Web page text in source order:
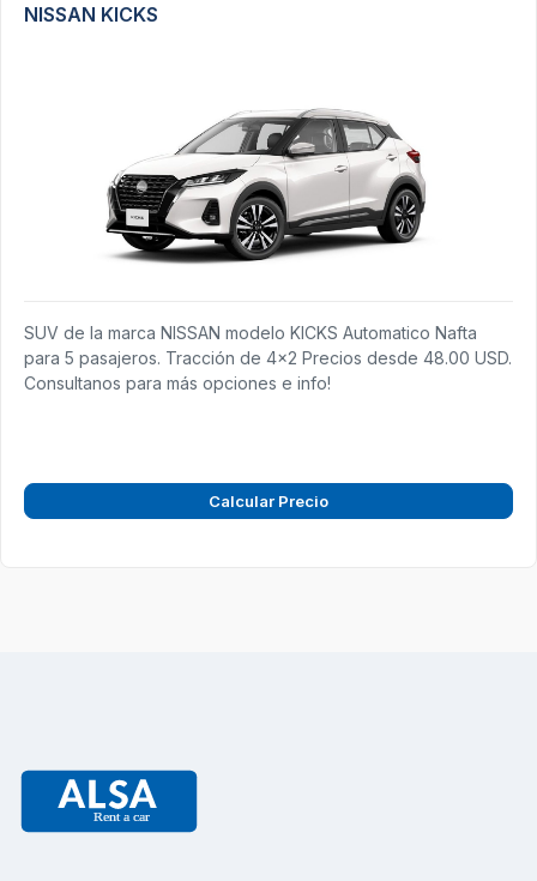
NISSAN KICKS
SUV de la marca NISSAN modelo KICKS Automatico Nafta
para 5 pasajeros. Tracción de 4x2 Precios desde 48.00 USD.
Consultanos para más opciones e info!
Calcular Precio